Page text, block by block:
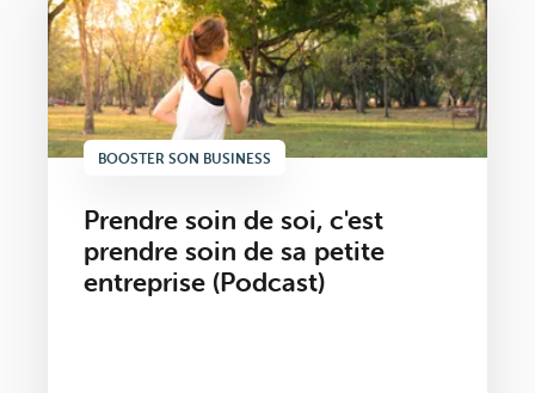
BOOSTER SON BUSINESS
Prendre soin de soi, c'est
prendre soin de sa petite
entreprise (Podcast)